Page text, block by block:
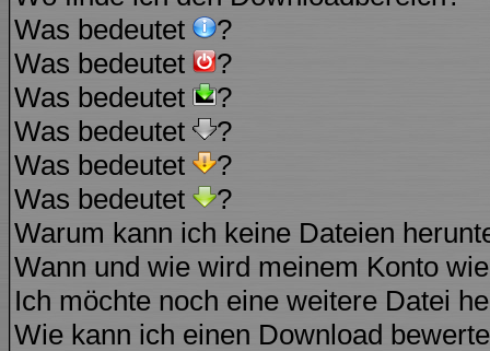
Was bedeutet
?
Was bedeutet
?
Was bedeutet
?
Was bedeutet
?
Was bedeutet
?
Was bedeutet
?
Warum kann ich keine Dateien
Wann und wie wird meinem Konto
Ich möchte noch eine weitere Datei
Wie kann ich einen Download